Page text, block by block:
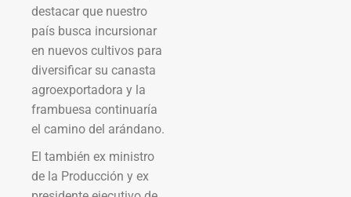
destacar que nuestro
país busca incursionar
en nuevos cultivos para
diversificar su canasta
agroexportadora y la
frambuesa continuaría
el camino del arándano.
El también ex ministro
de la Producción y ex